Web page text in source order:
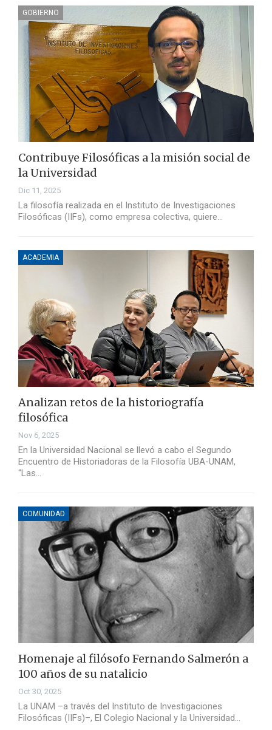
GOBIERNO
Contribuye Filosóficas a la misión social de
la Universidad
Dic 11, 2025
La filosofía realizada en el Instituto de Investigaciones
Filosóficas (IIFs), como empresa colectiva, quiere…
ACADEMIA
Analizan retos de la historiografía
filosófica
Nov 6, 2025
En la Universidad Nacional se llevó a cabo el Segundo
Encuentro de Historiadoras de la Filosofía UBA-UNAM,
“Las…
COMUNIDAD
Homenaje al filósofo Fernando Salmerón a
100 años de su natalicio
Oct 30, 2025
La UNAM –a través del Instituto de Investigaciones
Filosóficas (IIFs)–, El Colegio Nacional y la Universidad…